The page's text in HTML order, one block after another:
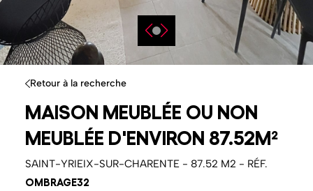
Retour à la recherche
MAISON MEUBLÉE OU NON
MEUBLÉE D'ENVIRON 87.52M²
SAINT-YRIEIX-SUR-CHARENTE - 87.52 M2 - RÉF.
OMBRAGE32